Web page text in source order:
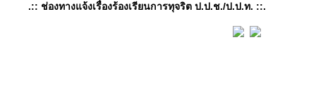
.:: ช่องทางแจ้งเรื่องร้องเรียนการทุจริต ป.ป.ช./ป.ป.ท. ::.